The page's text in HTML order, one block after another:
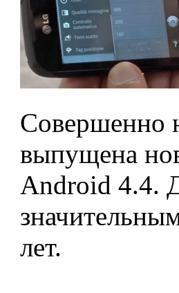
Совершенно
выпущена
Android 4.4.
лет.